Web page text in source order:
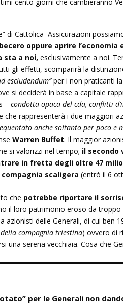
di Cattolica Assicurazioni
oppure aprire
sta a noi, esclusivamente a noi.
gli effetti, scomparirà la
escludendum”per i non praticanti
si deciderà in base a capitale
– condotta opaca del cda, conflitti
che rappresenterà i due maggiori
anche soltanto per poco e
Warren Buffet. Il maggior
si valorizzi nel tempo; il secondo
in fretta degli oltre 47
scaligera (entrò il 6
che potrebbe riportare il
il loro patrimonio eroso da troppo
azionisti delle Generali, di cui ben
compagnia triestina) ovvero di
una serena vecchiaia. Cosa che
per le Generali non